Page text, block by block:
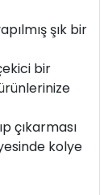
şık bir
bir
çıkarması
kolye